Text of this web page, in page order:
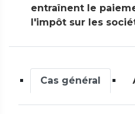
entraînent le
l'impôt sur les
Cas général